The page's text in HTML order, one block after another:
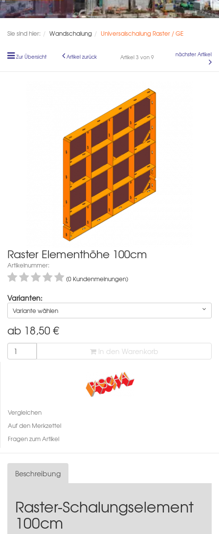
Sie sind hier: Wandschalung Universalschalung Raster / GE
Zur Übersicht Artikel zurück Artikel 3 von 9 nächster Artikel
Raster Elementhöhe 100cm
Artikelnummer:
(0 Kundenmeinungen)
Varianten:
Variante wählen
ab 18,50 €
In den Warenkorb
Vergleichen
Auf den Merkzettel
Fragen zum Artikel
Beschreibung
Raster-Schalungselement
100cm